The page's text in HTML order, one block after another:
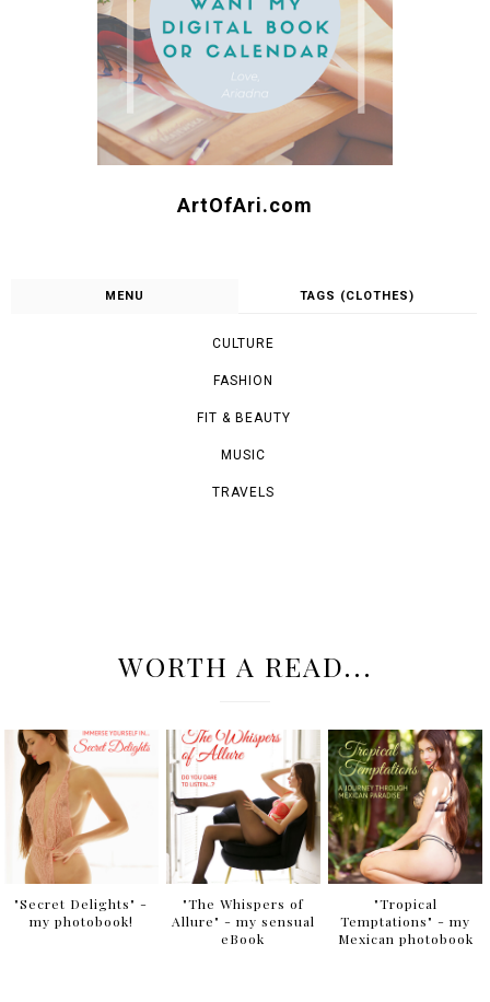
ArtOfAri.com
MENU TAGS (CLOTHES)
CULTURE
FASHION
FIT & BEAUTY
MUSIC
TRAVELS
WORTH A READ...
"Secret Delights" -
my photobook!
"The Whispers of
Allure" - my sensual
eBook
"Tropical
Temptations" - my
Mexican photobook